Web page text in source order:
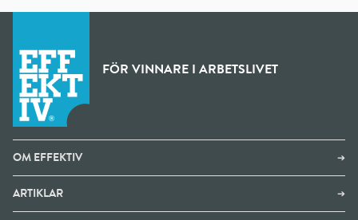
FÖR VINNARE I ARBETSLIVET
OM EFFEKTIV ➔
ARTIKLAR ➔